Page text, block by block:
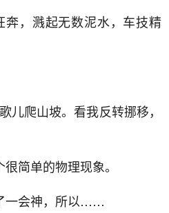
，溅起无数泥水，车技精
儿爬山坡。看我反转挪移，
简单的物理现象。
一会神，所以……